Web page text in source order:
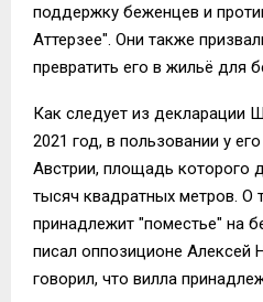
поддержку беженцев и
Аттерзее". Они также
превратить его в жильё для
Как следует из декларации
2021 год, в пользовании у
Австрии, площадь которого
тысяч квадратных метров. О
принадлежит "поместье" на
писал оппозиционе
говорил, что вилла